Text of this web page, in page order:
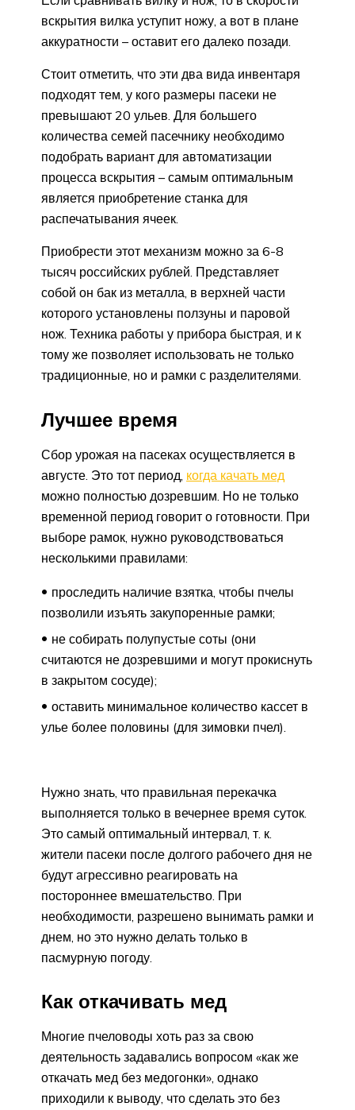
вскрытия вилка уступит ножу, а вот в плане
аккуратности – оставит его далеко позади.
Стоит отметить, что эти два вида инвентаря
подходят тем, у кого размеры пасеки не
превышают 20 ульев. Для большего
количества семей пасечнику необходимо
подобрать вариант для автоматизации
процесса вскрытия – самым оптимальным
является приобретение станка для
распечатывания ячеек.
Приобрести этот механизм можно за 6-8
тысяч российских рублей. Представляет
собой он бак из металла, в верхней части
которого установлены ползуны и паровой
нож. Техника работы у прибора быстрая, и к
тому же позволяет использовать не только
традиционные, но и рамки с разделителями.
Лучшее время
Сбор урожая на пасеках осуществляется в
августе. Это тот период, когда качать мед
можно полностью дозревшим. Но не только
временной период говорит о готовности. При
выборе рамок, нужно руководствоваться
несколькими правилами:
проследить наличие взятка, чтобы пчелы
позволили изъять закупоренные рамки;
не собирать полупустые соты (они
считаются не дозревшими и могут прокиснуть
в закрытом сосуде);
оставить минимальное количество кассет в
улье более половины (для зимовки пчел).
Нужно знать, что правильная перекачка
выполняется только в вечернее время суток.
Это самый оптимальный интервал, т. к.
жители пасеки после долгого рабочего дня не
будут агрессивно реагировать на
постороннее вмешательство. При
необходимости, разрешено вынимать рамки и
днем, но это нужно делать только в
пасмурную погоду.
Как откачивать мед
Многие пчеловоды хоть раз за свою
деятельность задавались вопросом «как же
откачать мед без медогонки», однако
приходили к выводу, что сделать это без